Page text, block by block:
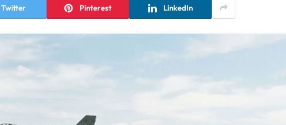
Twitter Pinterest LinkedIn